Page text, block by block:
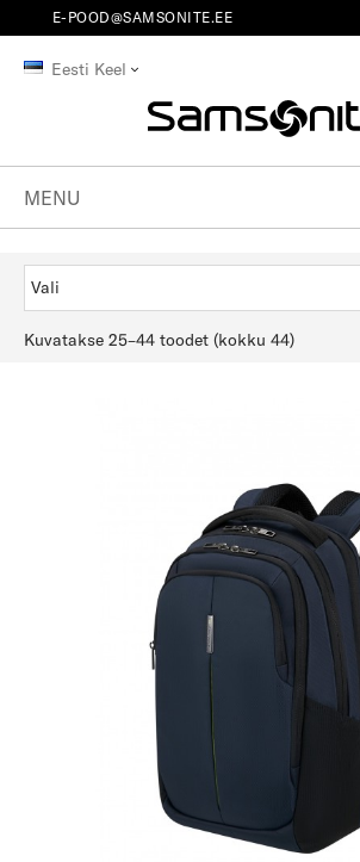
E-POOD@SAMSONITE.EE
Eesti Keel
MENU
Vali
Kuvatakse 25–44 toodet (kokku 44)